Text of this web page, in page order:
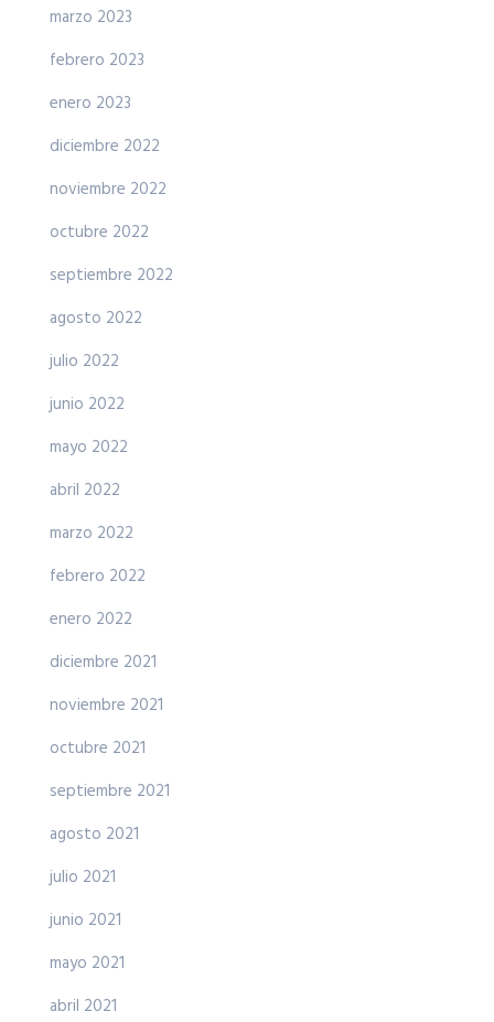
marzo 2023
febrero 2023
enero 2023
diciembre 2022
noviembre 2022
octubre 2022
septiembre 2022
agosto 2022
julio 2022
junio 2022
mayo 2022
abril 2022
marzo 2022
febrero 2022
enero 2022
diciembre 2021
noviembre 2021
octubre 2021
septiembre 2021
agosto 2021
julio 2021
junio 2021
mayo 2021
abril 2021